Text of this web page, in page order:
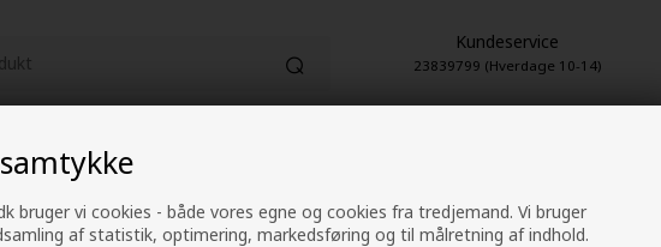
bruger vi cookies - både vores egne og cookies fra tredjemand. Vi bruger
af statistik, optimering, markedsføring og til målretning af indhold.
Kundeservice
23839799 (Hverdage 10-14)
HUDPLEJE
1-2 hverdage leveringstid 4,9 fra +9600 anmeldelser